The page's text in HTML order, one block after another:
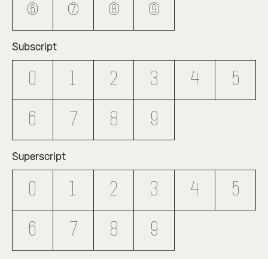
6 7 8 9
Subscript
0 1 2 3 4 5
6 7 8 9
Superscript
0 1 2 3 4 5
6 7 8 9